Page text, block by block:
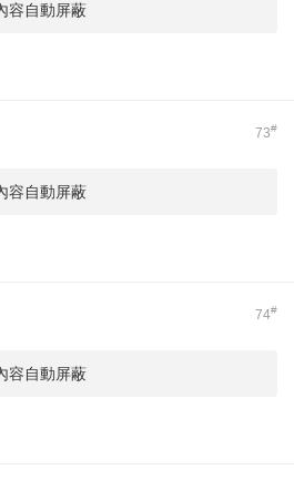
容自動屏蔽
73#
容自動屏蔽
74#
容自動屏蔽